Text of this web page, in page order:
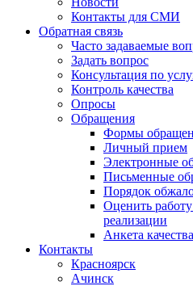
Контакты для СМИ
Обратная связь
Часто задаваемые
Задать вопрос
Консультация по
Контроль качества
Опросы
Обращения
Формы
Личный прием
Электронные
Письменные
Порядок
Оценить
реализации
Анкета
Контакты
Красноярск
Ачинск